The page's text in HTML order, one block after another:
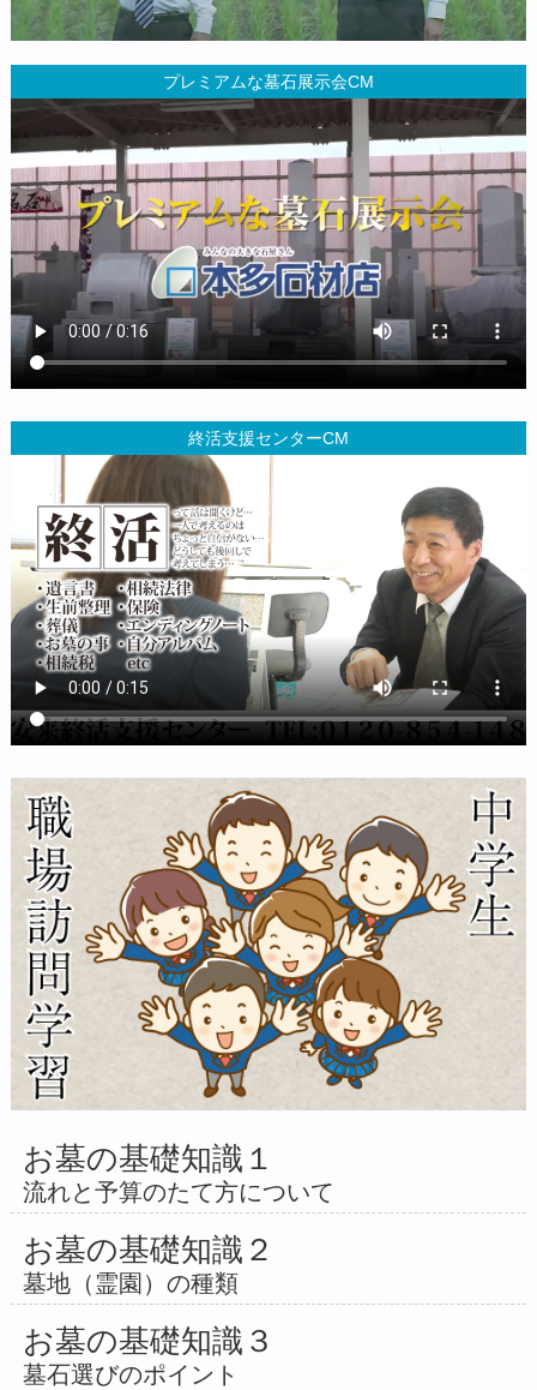
プレミアムな墓石展示会CM
終活支援センターCM
お墓の基礎知識１
流れと予算のたて方について
お墓の基礎知識２
墓地（霊園）の種類
お墓の基礎知識３
墓石選びのポイント